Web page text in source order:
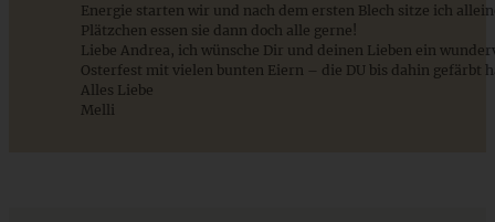
Energie starten wir und nach dem ersten Blech sitze ich
Plätzchen essen sie dann doch alle gerne!
Liebe Andrea, ich wünsche Dir und deinen Lieben ein
Osterfest mit vielen bunten Eiern – die DU bis dahin gefärbt
Alles Liebe
Melli